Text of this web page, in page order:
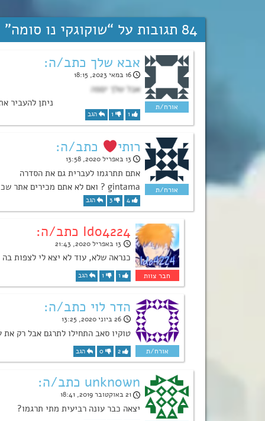
84 תגובות על “ שוקוגקי נו סומה”
אבא שלך כתב/ה:
16 במאי 2023, 18:15
אבל שלך יםפה
1
1 הגב
רותי כתב/ה:
13 באפריל 2020, 13:58
אתם תתרגמו לעברית גם את הסדרה
gintama ? ואם לא אתם מכירים אתר שכן תירגם לעברית את כל הפרקעם?
4
3 הגב
Ido4224 כתב/ה:
13 באפריל 2020, 21:43
כנראה שלא, עוד לא יצא לי לצפות
1
1 הגב
הדר לוי כתב/ה:
26 ביוני 2020, 13:25
טוקיו סאב התחילו לתרגם אבל רק
2
0 הגב
unknown כתב/ה:
21 באוקטובר 2019, 18:41
יצאה כבר עונה רביעית מתי תרגמו?